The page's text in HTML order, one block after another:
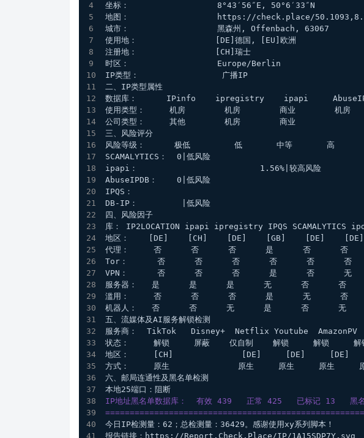
坐标：                  8°43′56″E, 50°6′33″N
地图：                  https://check.place/
城市：                  黑森州, Offenbach, 63067
使用地：                [DE]德国, [EU]欧洲
注册地：                [CH]瑞士
时区：                  Europe/Berlin
IP类型：                 广播IP
二、IP类型属性
数据库：      IPinfo    ipregistry    ipapi
使用类型：     机房        机房        商业        机
公司类型：     其他        机房        商业
三、风险评分
风险等级：      极低         低       中等       高
SCAMALYTICS：  0|低风险
ipapi：                         1.56%|较高风险
AbuseIPDB：    0|低风险
IPQS：
DB-IP：         |低风险
四、风险因子
库： IP2LOCATION ipapi ipregistry IPQS SCAMALYTICS
地区：    [DE]    [CH]    [DE]    [GB]    [DE]
代理：     否      否      否      是      否      否
Tor：      否      否      否      否      否      否
VPN：      否      否      否      是      否      无
服务器：   是      是      是      无      否      否
滥用：     否      否      否      是      无      否
机器人：   否      否      无      是      否      无
五、流媒体及AI服务解锁检测
服务商：  TikTok   Disney+  Netflix Youtube  AmazonPV
状态：     解锁     屏蔽    仅自制    解锁     解锁
地区：     [CH]              [DE]     [DE]     [DE]
方式：     原生              原生     原生     原生
六、邮局连通性及黑名单检测
本地25端口：阻断
IP地址黑名单数据库：  有效 439   正常 425   已标记 13   黑
今日IP检测量：62；总检测量：36429。感谢使用xy系列脚本！
报告链接：https://Report.Check.Place/IP/1A15SDP7Y.svg